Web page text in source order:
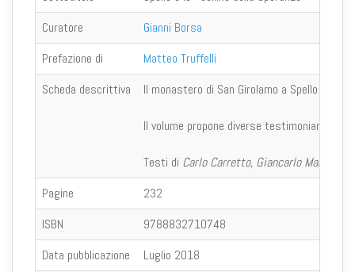
Curatore
Gianni Borsa
Prefazione di
Matteo Truffelli
Scheda descrittiva
Il monastero di San Girolamo a Spello (Pg)
Il volume propone diverse testimonianze
Testi di Carlo Carretto, Giancarlo Maria
Pagine
232
ISBN
9788832710748
Data pubblicazione
Luglio 2018